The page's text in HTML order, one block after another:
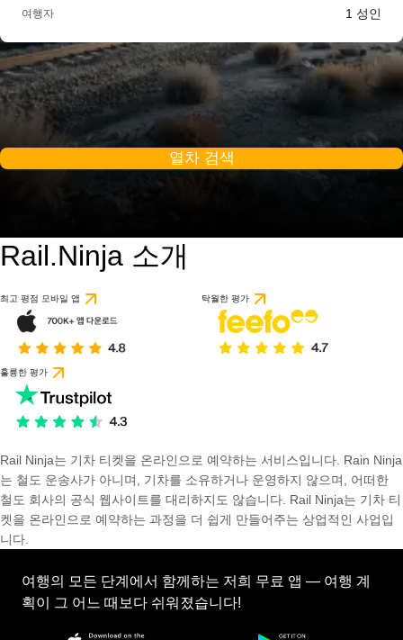
여행자 1 성인
열차 검색
Rail.Ninja 소개
최고 평점 모바일 앱 탁월한 평가
훌륭한 평가
Rail Ninja는 기차 티켓을 온라인으로 예약하는 서비스입니다. Rain Ninja
는 철도 운송사가 아니며, 기차를 소유하거나 운영하지 않으며, 어떠한
철도 회사의 공식 웹사이트를 대리하지도 않습니다. Rail Ninja는 기차 티
켓을 온라인으로 예약하는 과정을 더 쉽게 만들어주는 상업적인 사업입
니다.
여행의 모든 단계에서 함께하는 저희 무료 앱 — 여행 계
획이 그 어느 때보다 쉬워졌습니다!